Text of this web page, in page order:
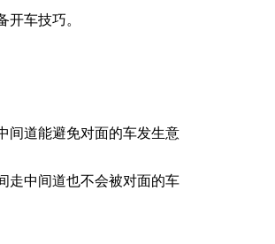
车技巧。
间道能避免对面的车发生意
走中间道也不会被对面的车